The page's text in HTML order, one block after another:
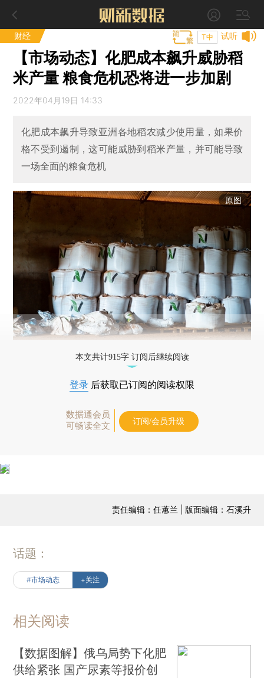
财经 试听
T中
【市场动态】化肥成本飙升威胁稻
米产量 粮食危机恐将进一步加剧
2022年04月19日 14:33
化肥成本飙升导致亚洲各地稻农减少使用量，如果价
格不受到遏制，这可能威胁到稻米产量，并可能导致
一场全面的粮食危机
原图
本文共计915字 订阅后继续阅读
登录 后获取已订阅的阅读权限
数据通会员
可畅读全文
订阅/会员升级
责任编辑：任蕙兰 | 版面编辑：石溪升
话题：
#市场动态 +关注
相关阅读
【数据图解】俄乌局势下化肥
供给紧张 国产尿素等报价创